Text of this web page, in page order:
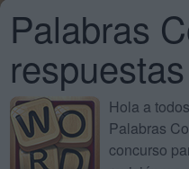
Palabras
respuestas
Hola a
Palabras
concurso